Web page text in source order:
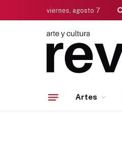
viernes, agosto 7
Artes